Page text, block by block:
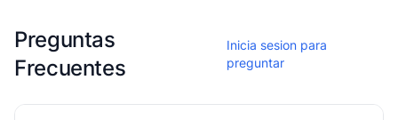
Preguntas
Frecuentes
Inicia sesion para
preguntar